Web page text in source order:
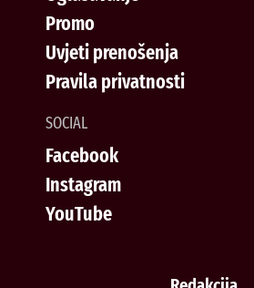
Promo
Uvjeti prenošenja
Pravila privatnosti
SOCIAL
Facebook
Instagram
YouTube